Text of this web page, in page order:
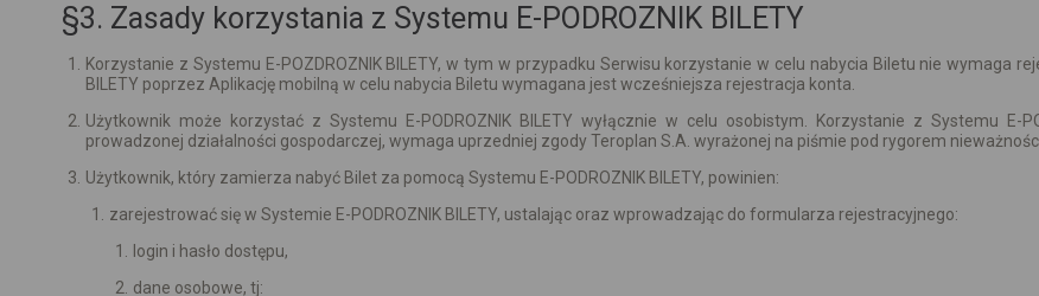
§3. Zasady korzystania z Systemu E-PODROZNIK BILETY
Korzystanie z Systemu E-POZDROZNIK BILETY, w tym w przypadku Serwisu korzystanie w celu nabycia Biletu nie wymaga
BILETY poprzez Aplikację mobilną w celu nabycia Biletu wymagana jest wcześniejsza rejestracja konta.
Użytkownik może korzystać z Systemu E-PODROZNIK BILETY wyłącznie w celu osobistym. Korzystanie z Systemu E-
prowadzonej działalności gospodarczej, wymaga uprzedniej zgody Teroplan S.A. wyrażonej na piśmie pod rygorem
Użytkownik, który zamierza nabyć Bilet za pomocą Systemu E-PODROZNIK BILETY, powinien:
zarejestrować się w Systemie E-PODROZNIK BILETY, ustalając oraz wprowadzając do formularza rejestracyjnego:
login i hasło dostępu,
dane osobowe, tj: